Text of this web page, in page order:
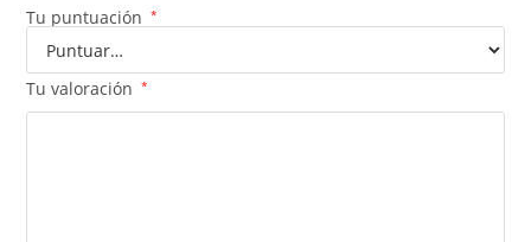
Tu puntuación *
Tu valoración *